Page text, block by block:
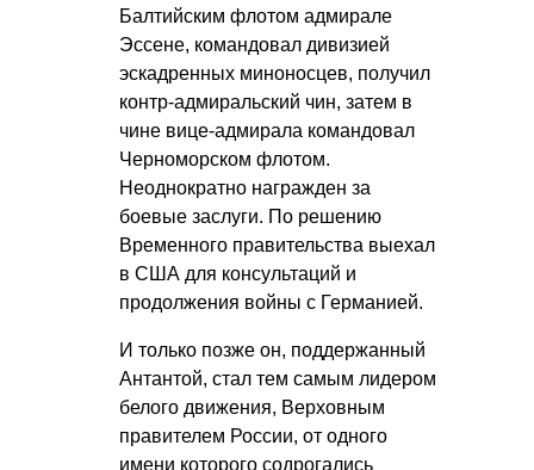
Балтийским флотом адмирале
Эссене, командовал дивизией
эскадренных миноносцев, получил
контр-адмиральский чин, затем в
чине вице-адмирала командовал
Черноморском флотом.
Неоднократно награжден за
боевые заслуги. По решению
Временного правительства выехал
в США для консультаций и
продолжения войны с Германией.
И только позже он, поддержанный
Антантой, стал тем самым лидером
белого движения, Верховным
правителем России, от одного
имени которого содрогались